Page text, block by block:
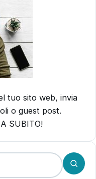
tuo sito web, invia
o guest post.
SUBITO!